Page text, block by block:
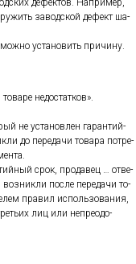
де­фек­тов. Нап­ри­мер,
за­вод­ской де­фект ша­
ус­та­новить при­чину.
не­дос­татков».
не ус­та­нов­лен га­ран­тий­
до пе­реда­чи то­вара пот­ре­
срок, про­давец … от­ве­
воз­никли пос­ле пе­реда­чи то­
пра­вил ис­поль­зо­вания,
лиц или неп­ре­одо­